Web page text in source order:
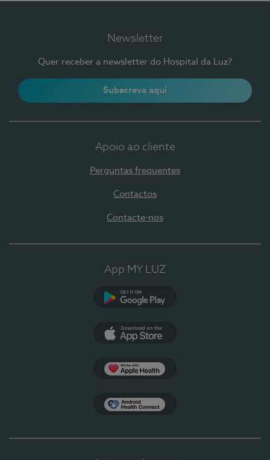
Newsletter
Quer receber a newsletter do Hospital da Luz?
Subscreva aqui
Apoio ao cliente
Perguntas frequentes
Contactos
Contacte-nos
App MY LUZ